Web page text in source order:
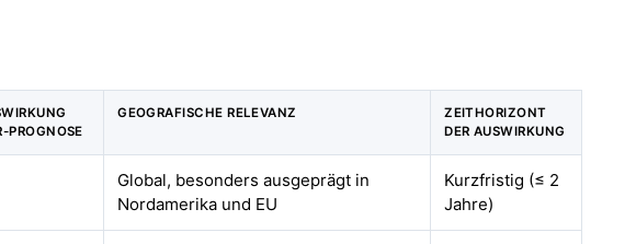
PROGNOSE
GEOGRAFISCHE RELEVANZ
ZEITHORIZONT
DER AUSWIRKUNG
Global, besonders ausgeprägt in
Nordamerika und EU
Kurzfristig (≤ 2
Jahre)